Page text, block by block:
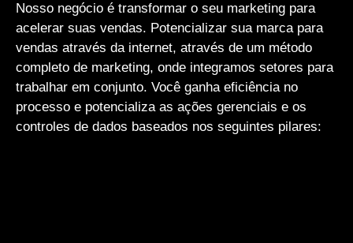
Nosso negócio é transformar o seu marketing para
acelerar suas vendas. Potencializar sua marca para
vendas através da internet, através de um método
completo de marketing, onde integramos setores para
trabalhar em conjunto. Você ganha eficiência no
processo e potencializa as ações gerenciais e os
controles de dados baseados nos seguintes pilares: